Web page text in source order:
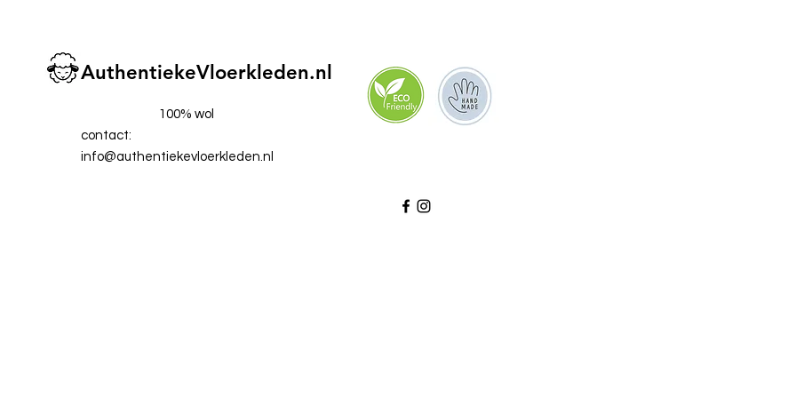
AuthentiekeVloerkleden.nl
100% wol
contact:
info@authentiekevloerkleden.nl